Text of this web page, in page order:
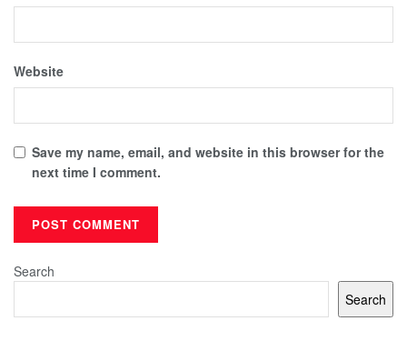
Website
Save my name, email, and website in this browser for the
next time I comment.
Search
Search